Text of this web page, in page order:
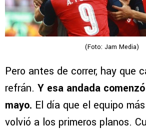
(Foto: Jam Media)
Pero antes de correr, hay que
refrán. Y esa andada
mayo. El día que el equipo
volvió a los primeros planos.